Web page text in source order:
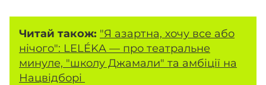
Читай також: "Я азартна, хочу все або
нічого": LELÉKA — про театральне
минуле, "школу Джамали" та амбіції на
Нацвідборі